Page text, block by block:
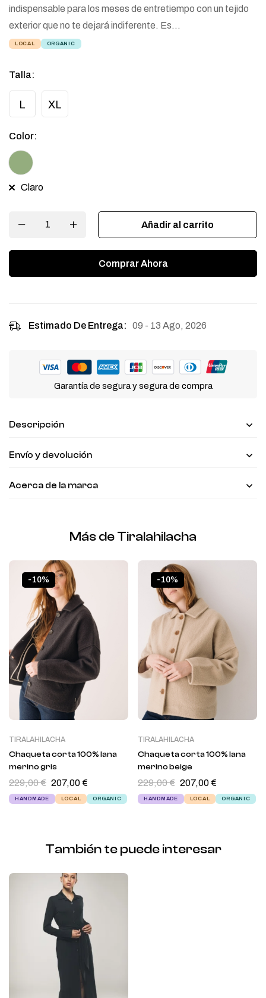
indispensable para los meses de entretiempo con un tejido
exterior que no te dejará indiferente. Es…
LOCAL ORGANIC
Talla:
L XL
Color:
Claro
Añadir al carrito
Comprar Ahora
Estimado De Entrega: 09 - 13 Ago, 2026
Garantía de segura y segura de compra
Descripción
Envío y devolución
Acerca de la marca
Más de Tiralahilacha
-10%
TIRALAHILACHA
Chaqueta corta 100% lana
merino gris
229,00€ 207,00€
HANDMADE LOCAL ORGANIC
-10%
TIRALAHILACHA
Chaqueta corta 100% lana
merino beige
229,00€ 207,00€
HANDMADE LOCAL ORGANIC
También te puede interesar